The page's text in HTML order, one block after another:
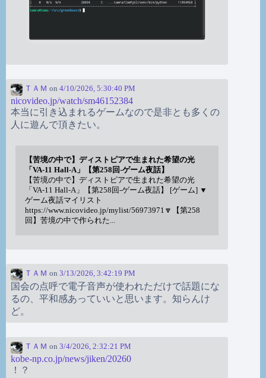
ＴＡＭ on 4/10/2026, 5:30:40 PM
nicovideo.jp/watch/sm46152384
本当に引き込まれるゲームなので是非とも多くの
人に遊んで頂きたい。
【苦境の中で】ディストピアで生まれた希望の光
「VA-11 Hall-A」【第258回-ゲーム夜話】
【苦境の中で】ディストピアで生まれた希望の光
「VA-11 Hall-A」【第258回-ゲーム夜話】 [ゲーム] ▼
ゲーム夜話マイリスト
https://www.nicovideo.jp/mylist/56973971🔽【第258
回】苦境の中で作られた...
ＴＡＭ on 3/13/2026, 3:42:19 PM
国会の点呼で電子音声が使われただけで話題にな
るの、平和感あっていいと思います。知らんけ
ど。
ＴＡＭ on 3/4/2026, 2:32:21 PM
kobe-np.co.jp/news/jiken/20260
！？